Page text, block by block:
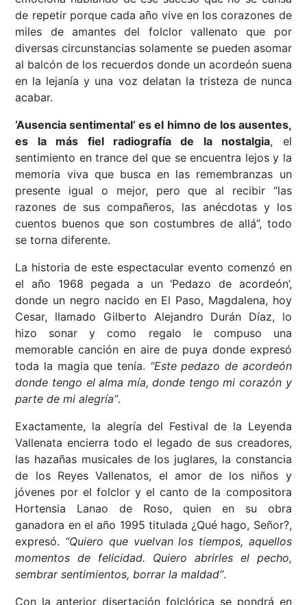
de repetir porque cada año vive en los corazones de
miles de amantes del folclor vallenato que por
diversas circunstancias solamente se pueden asomar
al balcón de los recuerdos donde un acordeón suena
en la lejanía y una voz delatan la tristeza de nunca
acabar.
‘Ausencia sentimental’ es el himno de los ausentes,
es la más fiel radiografía de la nostalgia, el
sentimiento en trance del que se encuentra lejos y la
memoria viva que busca en las remembranzas un
presente igual o mejor, pero que al recibir “las
razones de sus compañeros, las anécdotas y los
cuentos buenos que son costumbres de allá”, todo
se torna diferente.
La historia de este espectacular evento comenzó en
el año 1968 pegada a un ‘Pedazo de acordeón’,
donde un negro nacido en El Paso, Magdalena, hoy
Cesar, llamado Gilberto Alejandro Durán Díaz, lo
hizo sonar y como regalo le compuso una
memorable canción en aire de puya donde expresó
toda la magia que tenía. “Este pedazo de acordeón
donde tengo el alma mía, donde tengo mi corazón y
parte de mi alegría”.
Exactamente, la alegría del Festival de la Leyenda
Vallenata encierra todo el legado de sus creadores,
las hazañas musicales de los juglares, la constancia
de los Reyes Vallenatos, el amor de los niños y
jóvenes por el folclor y el canto de la compositora
Hortensia Lanao de Roso, quien en su obra
ganadora en el año 1995 titulada ¿Qué hago, Señor?,
expresó. “Quiero que vuelvan los tiempos, aquellos
momentos de felicidad. Quiero abrirles el pecho,
sembrar sentimientos, borrar la maldad”.
Con la anterior disertación folclórica se pondrá en